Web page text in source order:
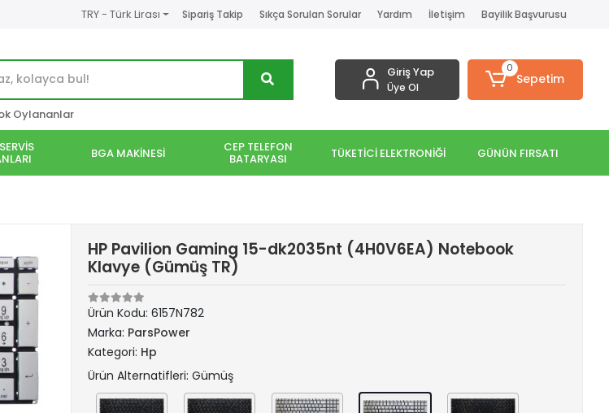
TRY - Türk Lirası Sipariş Takip Sıkça Sorulan Sorular Yardım İletişim Bayilik Başvurusu
Oylananlar
Giriş Yap
Üye Ol
0
Sepetim
BGA MAKİNESİ CEP TELEFON
BATARYASI TÜKETİCİ ELEKTRONİĞİ GÜNÜN FIRSATI
HP Pavilion Gaming 15-dk2035nt (4H0V6EA) Notebook
Klavye (Gümüş TR)
Ürün Kodu: 6157N782
Marka: ParsPower
Kategori: Hp
Ürün Alternatifleri: Gümüş